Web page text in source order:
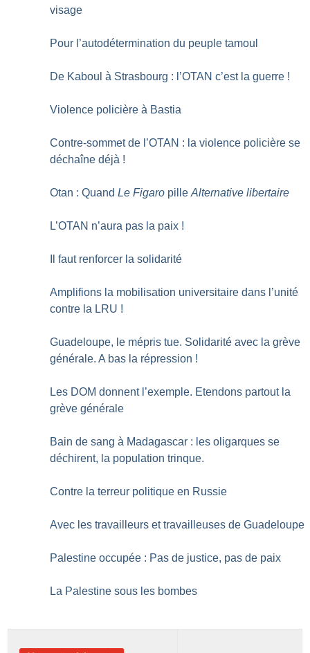
visage
Pour l’autodétermination du peuple tamoul
De Kaboul à Strasbourg : l’OTAN c’est la guerre !
Violence policière à Bastia
Contre-sommet de l’OTAN : la violence policière se
déchaîne déjà !
Otan : QuandLe Figaro pilleAlternative libertaire
L’OTAN n’aura pas la paix !
Il faut renforcer la solidarité
Amplifions la mobilisation universitaire dans l’unité
contre la LRU !
Guadeloupe, le mépris tue. Solidarité avec la grève
générale. A bas la répression !
Les DOM donnent l’exemple. Etendons partout la
grève générale
Bain de sang à Madagascar : les oligarques se
déchirent, la population trinque.
Contre la terreur politique en Russie
Avec les travailleurs et travailleuses de Guadeloupe
Palestine occupée : Pas de justice, pas de paix
La Palestine sous les bombes